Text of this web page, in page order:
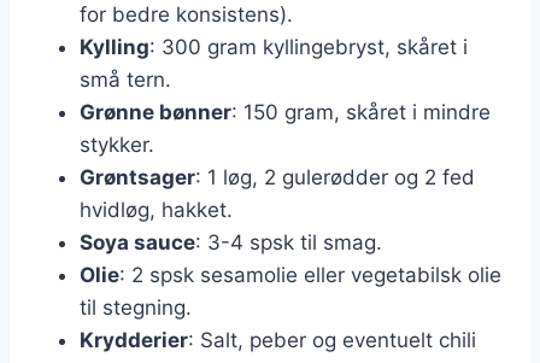
for bedre konsistens).
Kylling: 300 gram kyllingebryst, skåret i
små tern.
Grønne bønner: 150 gram, skåret i mindre
stykker.
Grøntsager: 1 løg, 2 gulerødder og 2 fed
hvidløg, hakket.
Soya sauce: 3-4 spsk til smag.
Olie: 2 spsk sesamolie eller vegetabilsk olie
til stegning.
Krydderier: Salt, peber og eventuelt chili